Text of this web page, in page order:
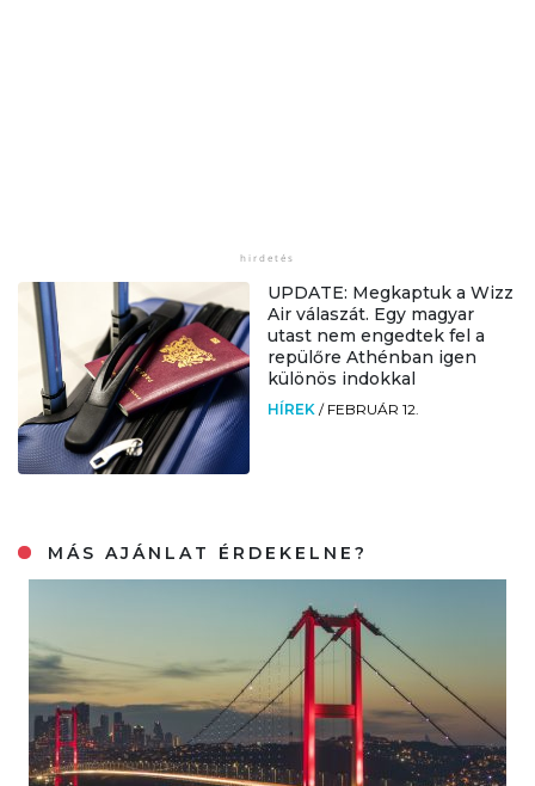
UPDATE: Megkaptuk a Wizz
Air válaszát. Egy magyar
utast nem engedtek fel a
repülőre Athénban igen
különös indokkal
HÍREK / FEBRUÁR 12.
MÁS AJÁNLAT ÉRDEKELNE?